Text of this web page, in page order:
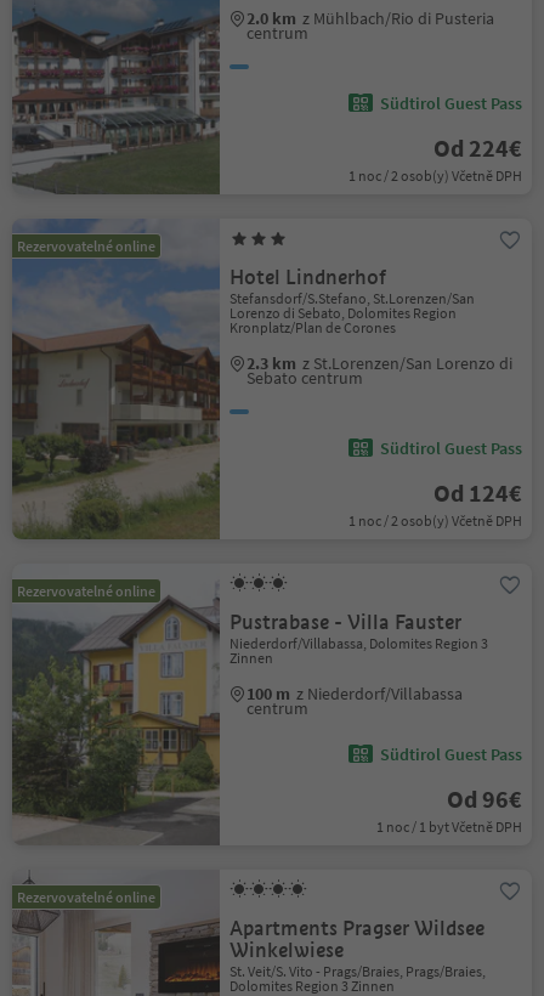
2.0 km z Mühlbach/Rio di Pusteria
centrum
Südtirol Guest Pass
Od 224€
1 noc / 2 osob(y) Včetně DPH
Rezervovatelné online
Hotel Lindnerhof
Stefansdorf/S.Stefano, St.Lorenzen/San
Lorenzo di Sebato, Dolomites Region
Kronplatz/Plan de Corones
2.3 km z St.Lorenzen/San Lorenzo di
Sebato centrum
Südtirol Guest Pass
Od 124€
1 noc / 2 osob(y) Včetně DPH
Rezervovatelné online
Pustrabase - Villa Fauster
Niederdorf/Villabassa, Dolomites Region 3
Zinnen
100 m z Niederdorf/Villabassa
centrum
Südtirol Guest Pass
Od 96€
1 noc / 1 byt Včetně DPH
Rezervovatelné online
Apartments Pragser Wildsee
Winkelwiese
St. Veit/S. Vito - Prags/Braies, Prags/Braies,
Dolomites Region 3 Zinnen